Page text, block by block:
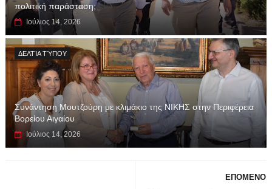
πολιτική παράσταση;
Ιούλιος 14, 2026
ΔΕΛΤΊΑ ΤΎΠΟΥ
Συνάντηση Μουτζούρη με κλιμάκιο της ΝΙΚΗΣ στην Περιφέρεια
Βορείου Αιγαίου
Ιούλιος 14, 2026
ΕΠΟΜΕΝΟ